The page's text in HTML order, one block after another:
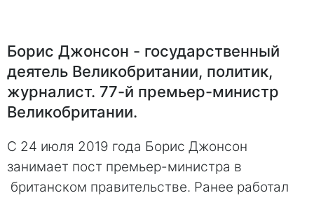
Борис Джонсон - государственный
деятель Великобритании, политик,
журналист. 77-й премьер-министр
Великобритании.
С 24 июля 2019 года Борис Джонсон
занимает пост премьер-министра в
британском правительстве. Ранее работал